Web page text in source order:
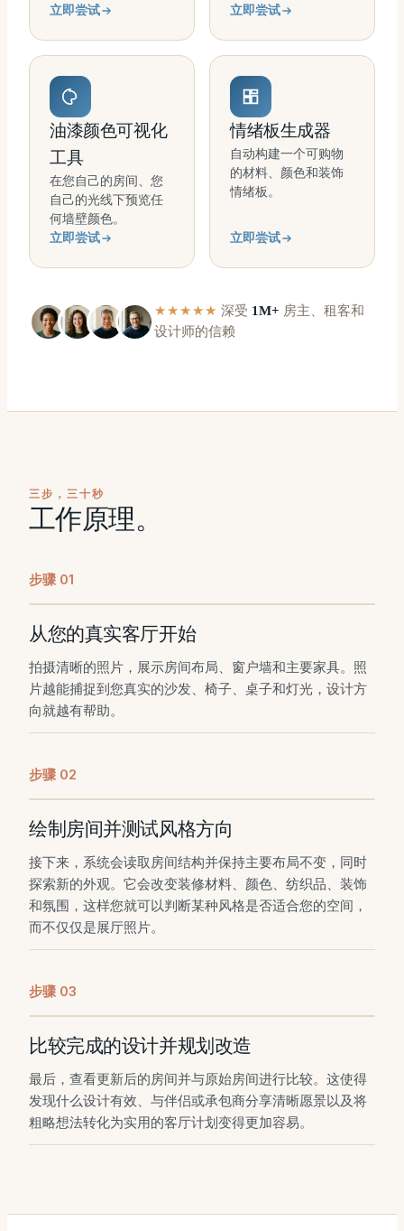
立即尝试
立即尝试
油漆颜色可视化
工具
在您自己的房间、您
自己的光线下预览任
何墙壁颜色。
立即尝试
情绪板生成器
自动构建一个可购物
的材料、颜色和装饰
情绪板。
立即尝试
★★★★★ 深受 1M+ 房主、租客和
设计师的信赖
三步，三十秒
工作原理。
步骤 01
从您的真实客厅开始
拍摄清晰的照片，展示房间布局、窗户墙和主要家具。照
片越能捕捉到您真实的沙发、椅子、桌子和灯光，设计方
向就越有帮助。
步骤 02
绘制房间并测试风格方向
接下来，系统会读取房间结构并保持主要布局不变，同时
探索新的外观。它会改变装修材料、颜色、纺织品、装饰
和氛围，这样您就可以判断某种风格是否适合您的空间，
而不仅仅是展厅照片。
步骤 03
比较完成的设计并规划改造
最后，查看更新后的房间并与原始房间进行比较。这使得
发现什么设计有效、与伴侣或承包商分享清晰愿景以及将
粗略想法转化为实用的客厅计划变得更加容易。